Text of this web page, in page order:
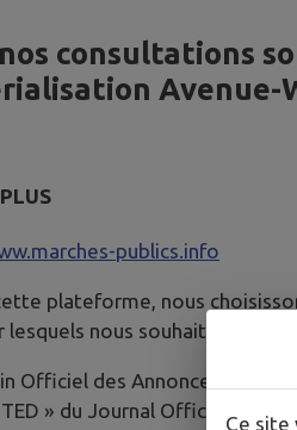
consultations
Avenue-
publics.info
plateforme, nous
lesquels nous souhaitons faire
Officiel des Annonces des
» du Journal Officiel de
Ce site